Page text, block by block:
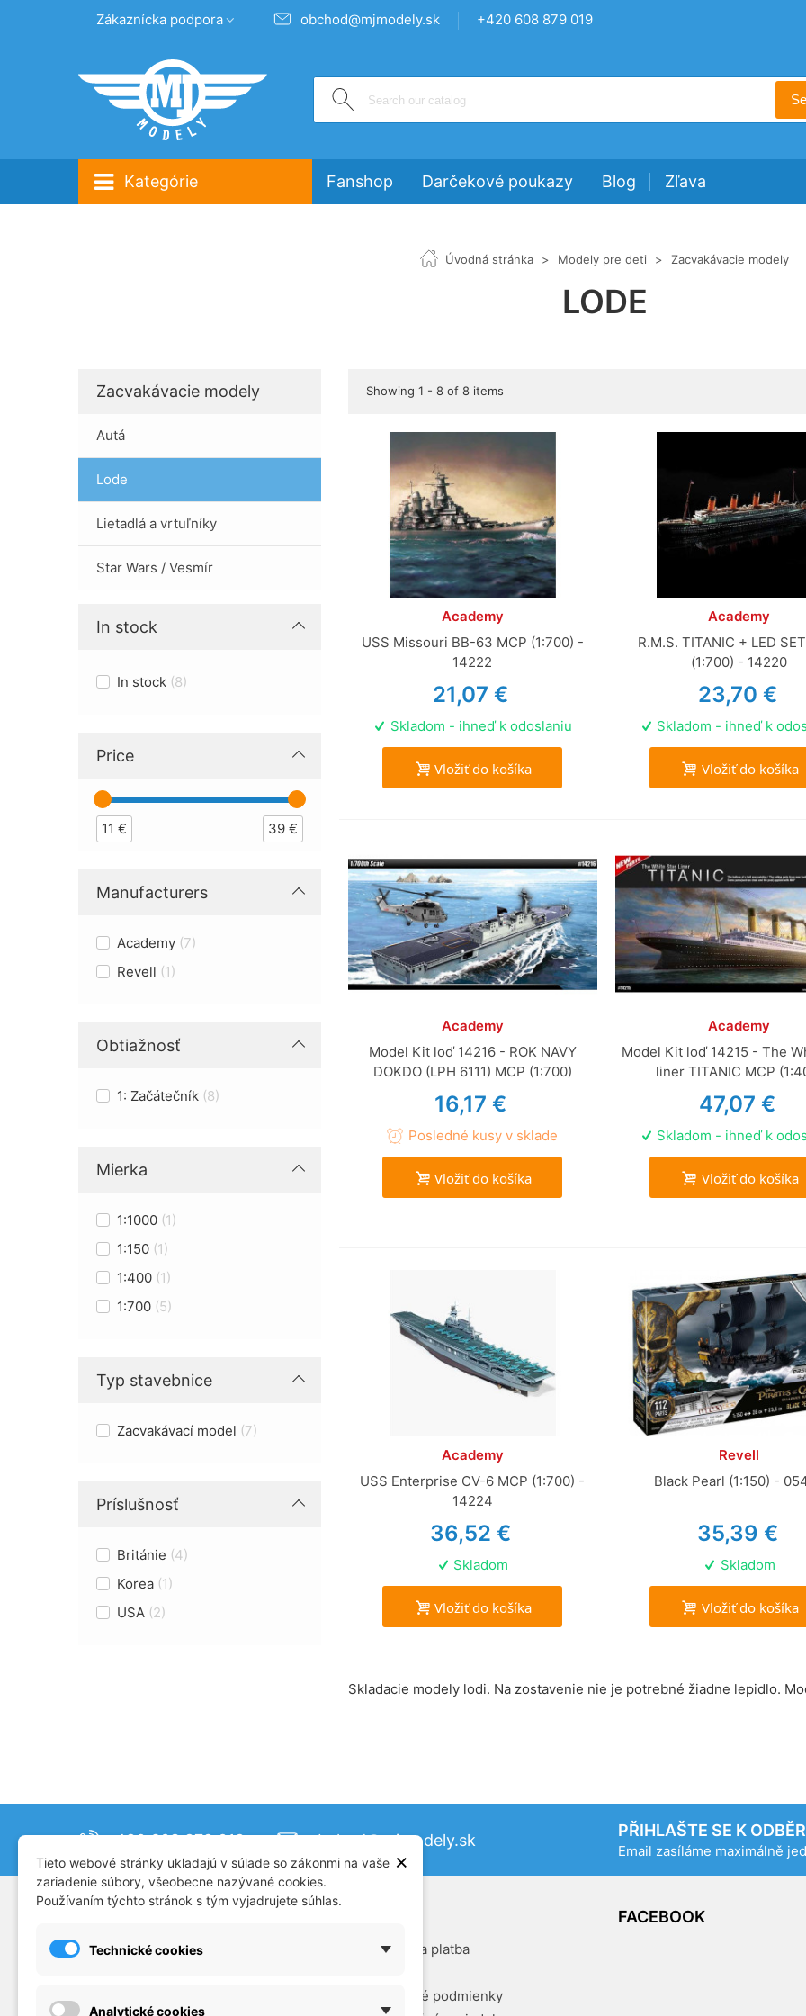
Zákaznícka podpora obchod@mjmodely.sk +420 608 879 019
Kategórie Fanshop Darčekové poukazy Blog Zľava
Úvodná stránka > Modely pre deti > Zacvakávacie modely
LODE
Zacvakávacie modely
Autá
Lode
Lietadlá a vrtuľníky
Star Wars / Vesmír
In stock
In stock 8
Price
11 € 39 €
Manufacturers
Academy 7
Revell 1
Obtiažnosť
1: Začátečník 8
Mierka
1:1000 1
1:150 1
1:400 1
1:700 5
Typ stavebnice
Zacvakávací model 7
Príslušnosť
Británie 4
Korea 1
USA 2
Showing 1 - 8 of 8 items
Academy
USS Missouri BB-63 MCP (1:700) -
14222
21,07 €
Skladom - ihneď k odoslaniu
Vložiť do košíka
Academy
R.M.S. TITANIC + LED
(1:700) - 14220
23,70 €
Skladom - ihneď k
Vložiť do košíka
Academy
Model Kit loď 14216 - ROK NAVY
DOKDO (LPH 6111) MCP (1:700)
16,17 €
Posledné kusy v sklade
Vložiť do košíka
Academy
Model Kit loď 14215 - The
liner TITANIC MCP
47,07 €
Skladom - ihneď k
Vložiť do košíka
Academy
USS Enterprise CV-6 MCP (1:700) -
14224
36,52 €
Skladom
Vložiť do košíka
Revell
Black Pearl (1:150) -
35,39 €
Skladom
Vložiť do košíka
Skladacie modely lodi. Na zostavenie nie je potrebné žiadne lepidlo.
+420 608 879 019 obchod@mjmodely.sk
PŘIHLAŠTE SE K
Email zasíláme maximálně
Plastikové modely
Doprava a platba
Obchodné podmienky
FACEBOOK
×
Tieto webové stránky ukladajú v súlade so zákonmi na vaše
zariadenie súbory, všeobecne nazývané cookies.
Používaním týchto stránok s tým vyjadrujete súhlas.
Technické cookies
Analytické cookies